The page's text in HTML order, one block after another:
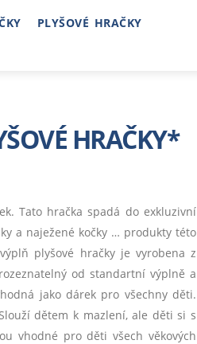
PLYŠOVÉ HRAČKY
HRAČKY*
Tato hračka spadá do exkluzivní
a naježené kočky … produkty této
plyšové hračky je vyrobena z
od standartní výplně a
jako dárek pro všechny děti.
dětem k mazlení, ale děti si s
vhodné pro děti všech věkových